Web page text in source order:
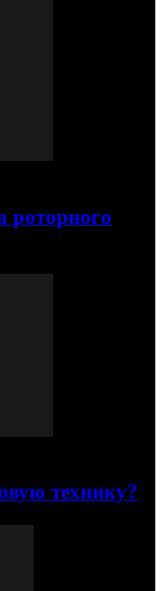
роторного
технику?